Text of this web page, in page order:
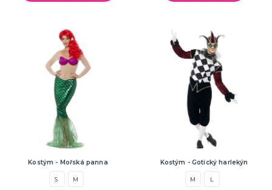
Kostým - Mořská panna
S M
Kostým - Gotický harlekýn
M L